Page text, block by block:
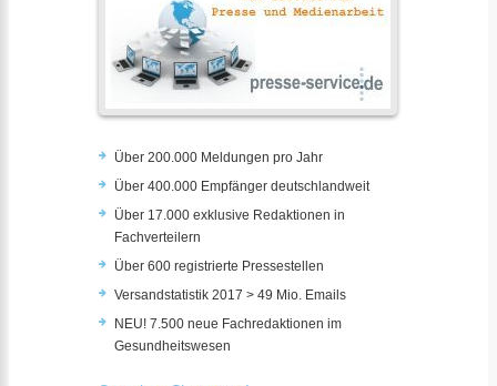
Über 200.000 Meldungen pro Jahr
Über 400.000 Empfänger deutschlandweit
Über 17.000 exklusive Redaktionen in
Fachverteilern
Über 600 registrierte Pressestellen
Versandstatistik 2017 > 49 Mio. Emails
NEU! 7.500 neue Fachredaktionen im
Gesundheitswesen